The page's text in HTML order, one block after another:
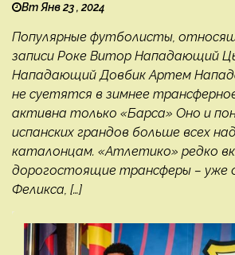
Вт Янв 23 , 2024
Популярные футболисты,
записи Роке Витор Нападающий
Нападающий Довбик Артем
не суетятся в зимнее
активна только «Барса» Оно и
испанских грандов больше всех
каталонцам. «Атлетико» редко
дорогостоящие трансферы – уже
Феликса, […]